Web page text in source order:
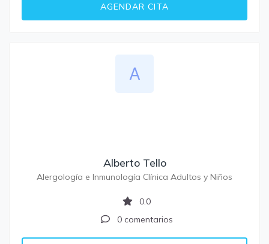
AGENDAR CITA
Alberto Tello
Alergología e Inmunología Clínica Adultos y Niños
0.0
0 comentarios